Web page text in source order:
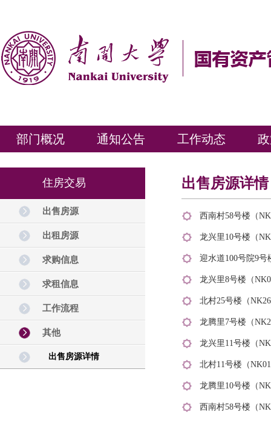
部门概况 通知公告 工作动态
住房交易
出售房源
出租房源
求购信息
求租信息
工作流程
其他
出售房源详情
出售房源详情
西南村58号楼（
龙兴里10号楼（
迎水道100号院9号
龙兴里8号楼（
北村25号楼（
龙腾里7号楼（
龙兴里11号楼（
北村11号楼（
龙腾里10号楼（
西南村58号楼（